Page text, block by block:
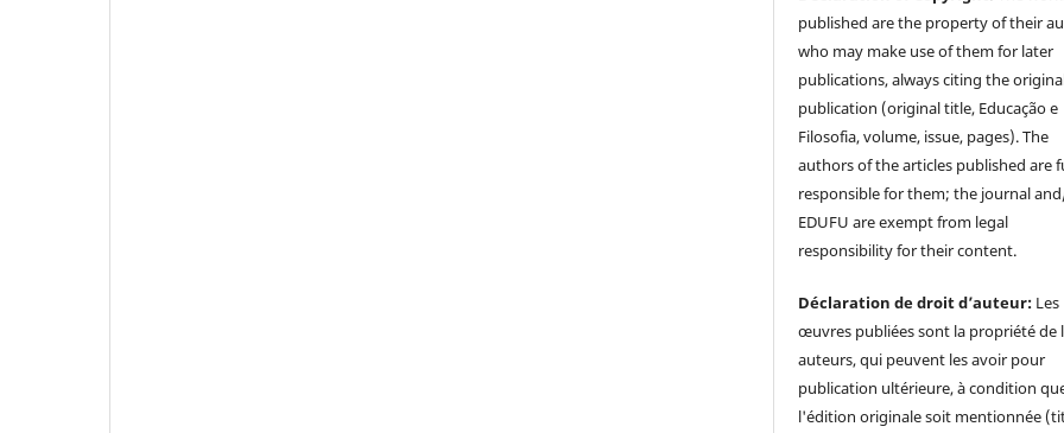
published are the property of their
who may make use of them for later
publications, always citing the
publication (original title, Educação e
Filosofia, volume, issue, pages). The
authors of the articles published are
responsible for them; the journal
EDUFU are exempt from legal
responsibility for their content.
Déclaration de droit d’auteur: Les
œuvres publiées sont la propriété de
auteurs, qui peuvent les avoir pour
publication ultérieure, à condition
l'édition originale soit mentionnée